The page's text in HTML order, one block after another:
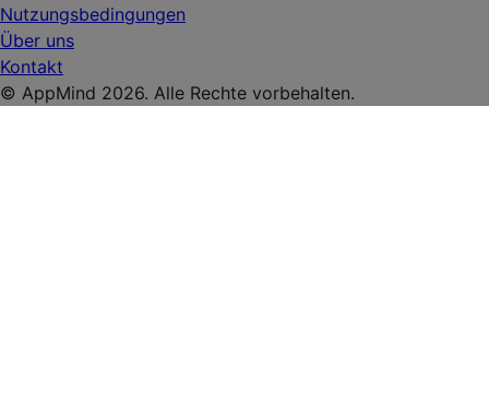
Nutzungsbedingungen
Über uns
Kontakt
© AppMind 2026. Alle Rechte vorbehalten.